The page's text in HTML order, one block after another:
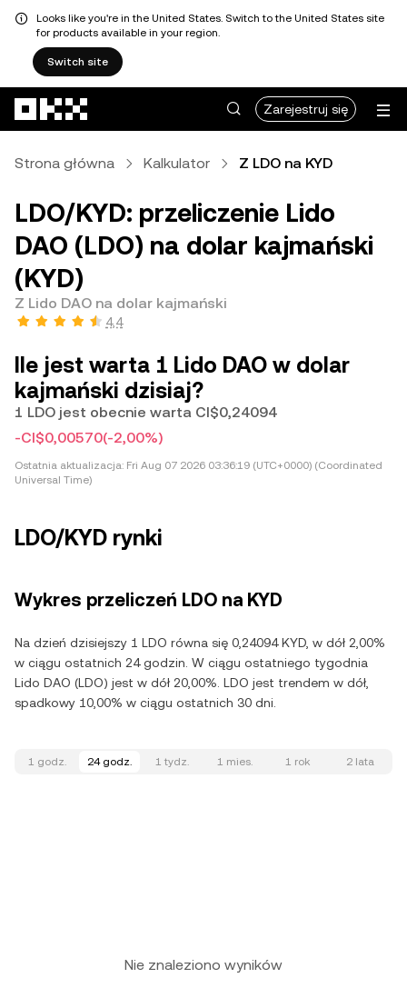
Looks like you're in the United States. Switch to the United States site
for products available in your region.
Switch site
Zarejestruj się
Strona główna Kalkulator Z LDO na KYD
LDO/KYD: przeliczenie Lido
DAO (LDO) na dolar kajmański
(KYD)
Z Lido DAO na dolar kajmański
4,4
Ile jest warta 1 Lido DAO w dolar
kajmański dzisiaj?
1 LDO jest obecnie warta CI$0,24094
-CI$0,00570(-2,00%)
Ostatnia aktualizacja: Fri Aug 07 2026 03:36:19 (UTC+0000) (Coordinated
Universal Time)
LDO/KYD rynki
Wykres przeliczeń LDO na KYD
Na dzień dzisiejszy 1 LDO równa się 0,24094 KYD, w dół 2,00%
w ciągu ostatnich 24 godzin. W ciągu ostatniego tygodnia
Lido DAO (LDO) jest w dół 20,00%. LDO jest trendem w dół,
spadkowy 10,00% w ciągu ostatnich 30 dni.
1 godz. 24 godz. 1 tydz. 1 mies. 1 rok 2 lata
Nie znaleziono wyników